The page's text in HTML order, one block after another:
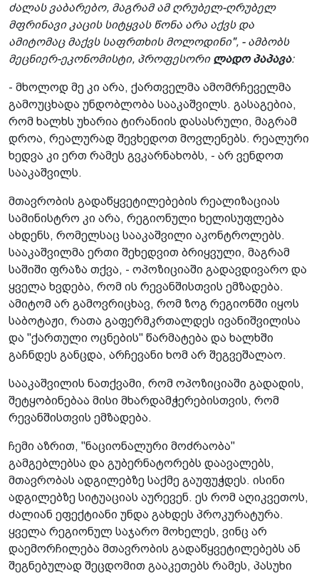
ძალას ვაბარებო, მაგრამ ამ ღრუბელ-ღრუბელ
მფრინავი კაცის სიტყვას წონა არა აქვს და
ამიტომაც მაქვს საფრთხის მოლოდინი", - ამბობს
მეცნიერ-ეკონომისტი, პროფესორი ლადო პაპავა:
- მხოლოდ მე კი არა, ქართველმა ამომრჩეველმა
გამოუცხადა უნდობლობა სააკაშვილს. გასაგებია,
რომ ხალხს უხარია ტირანიის დასასრული, მაგრამ
დროა, რეალურად შევხედოთ მოვლენებს. რეალური
ხედვა კი ერთ რამეს გვკარნახობს, - არ ვენდოთ
სააკაშვილს.
მთავრობის გადაწყვეტილებების რეალიზაციას
სამინისტრო კი არა, რეგიონული ხელისუფლება
ახდენს, რომელსაც სააკაშვილი აკონტროლებს.
სააკაშვილმა ერთი შეხედვით ბრიყვული, მაგრამ
საშიში ფრაზა თქვა, - ოპოზიციაში გადავდივარო და
ყველა ხვდება, რომ ის რევანშისთვის ემზადება.
ამიტომ არ გამოვრიცხავ, რომ ზოგ რეგიონში იყოს
საბოტაჟი, რათა გაფერმკრთალდეს ივანიშვილისა
და "ქართული ოცნების" წარმატება და ხალხში
გაჩნდეს განცდა, არჩევანი ხომ არ შეგვეშალაო.
სააკაშვილის ნათქვამი, რომ ოპოზიციაში გადადის,
შეტყობინებაა მისი მხარდამჭერებისთვის, რომ
რევანშისთვის ემზადება.
ჩემი აზრით, "ნაციონალური მოძრაობა"
გამგებლებსა და გუბერნატორებს დაავალებს,
მთავრობას ადგილებზე საქმე გაუფუჭდეს. ისინი
ადგილებზე სიტუაციას აურევენ. ეს რომ აღიკვეთოს,
ძალიან ეფექტიანი უნდა გახდეს პროკურატურა.
ყველა რეგიონულ საჯარო მოხელეს, ვინც არ
დაემორჩილება მთავრობის გადაწყვეტილებებს ან
შეგნებულად შეცდომით გააკეთებს რამეს, პასუხი